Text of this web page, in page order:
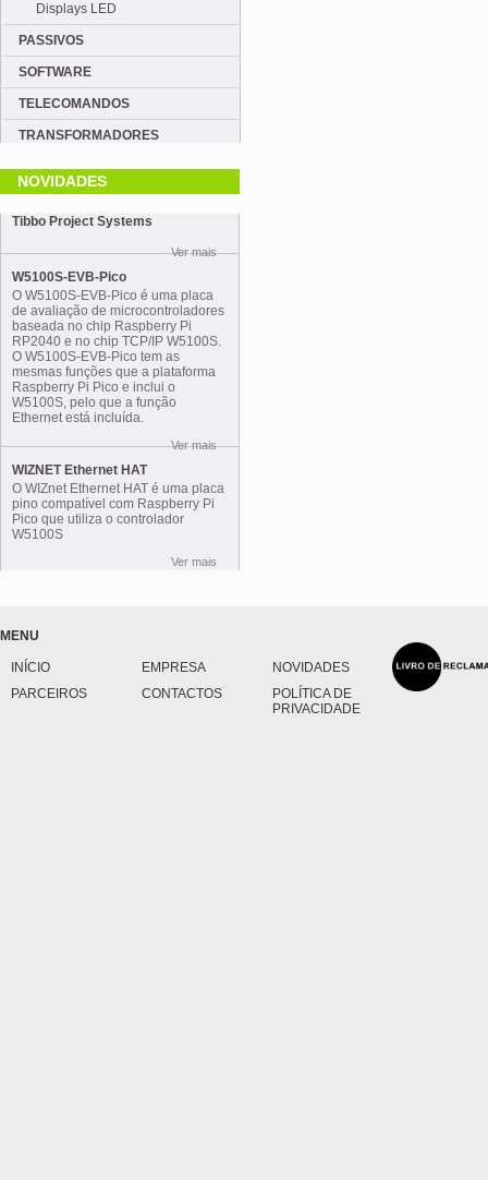
Displays LED
PASSIVOS
SOFTWARE
TELECOMANDOS
TRANSFORMADORES
NOVIDADES
Tibbo Project Systems
Ver mais
W5100S-EVB-Pico
O W5100S-EVB-Pico é uma placa
de avaliação de microcontroladores
baseada no chip Raspberry Pi
RP2040 e no chip TCP/IP W5100S.
O W5100S-EVB-Pico tem as
mesmas funções que a plataforma
Raspberry Pi Pico e inclui o
W5100S, pelo que a função
Ethernet está incluída.
Ver mais
WIZNET Ethernet HAT
O WIZnet Ethernet HAT é uma placa
pino compatível com Raspberry Pi
Pico que utiliza o controlador
W5100S
Ver mais
MENU
INÍCIO EMPRESA
NOVIDADES
PARCEIROS
CONTACTOS
POLÍTICA DE
PRIVACIDADE